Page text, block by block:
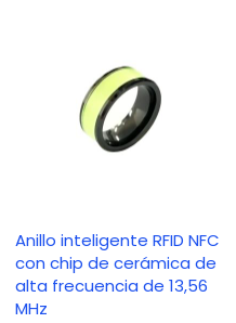
Anillo inteligente RFID NFC
con chip de cerámica de
alta frecuencia de 13,56
MHz